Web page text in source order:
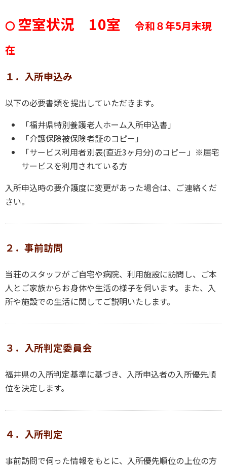
〇 空室状況 10室 令和８年5月末現
在
１．入所申込み
以下の必要書類を提出していただきます。
「福井県特別養護老人ホーム入所申込書」
「介護保険被保険者証のコピー」
「サービス利用者別表(直近3ヶ月分)のコピー」※居宅
サービスを利用されている方
入所申込時の要介護度に変更があった場合は、ご連絡くだ
さい。
２．事前訪問
当荘のスタッフがご自宅や病院、利用施設に訪問し、ご本
人とご家族からお身体や生活の様子を伺います。また、入
所や施設での生活に関してご説明いたします。
３．入所判定委員会
福井県の入所判定基準に基づき、入所申込者の入所優先順
位を決定します。
４．入所判定
事前訪問で伺った情報をもとに、入所優先順位の上位の方